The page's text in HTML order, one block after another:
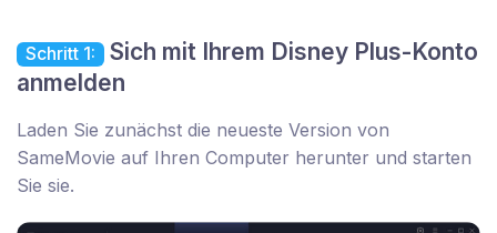
Schritt 1: Sich mit Ihrem Disney Plus-Konto
anmelden
Laden Sie zunächst die neueste Version von
SameMovie auf Ihren Computer herunter und starten
Sie sie.